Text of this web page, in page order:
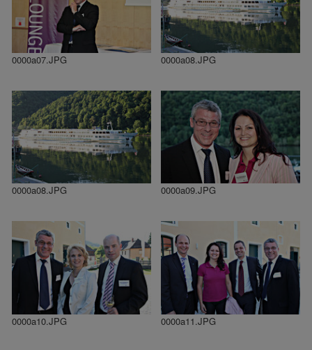
0000a07.JPG 0000a08.JPG
0000a08.JPG 0000a09.JPG
0000a10.JPG 0000a11.JPG